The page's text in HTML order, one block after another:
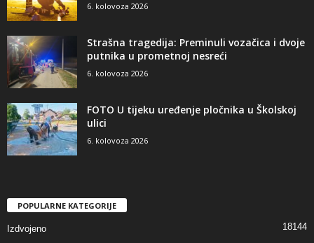
6. kolovoza 2026
Strašna tragedija: Preminuli vozačica i dvoje
putnika u prometnoj nesreći
6. kolovoza 2026
FOTO U tijeku uređenje pločnika u Školskoj
ulici
6. kolovoza 2026
POPULARNE KATEGORIJE
Izdvojeno
18144